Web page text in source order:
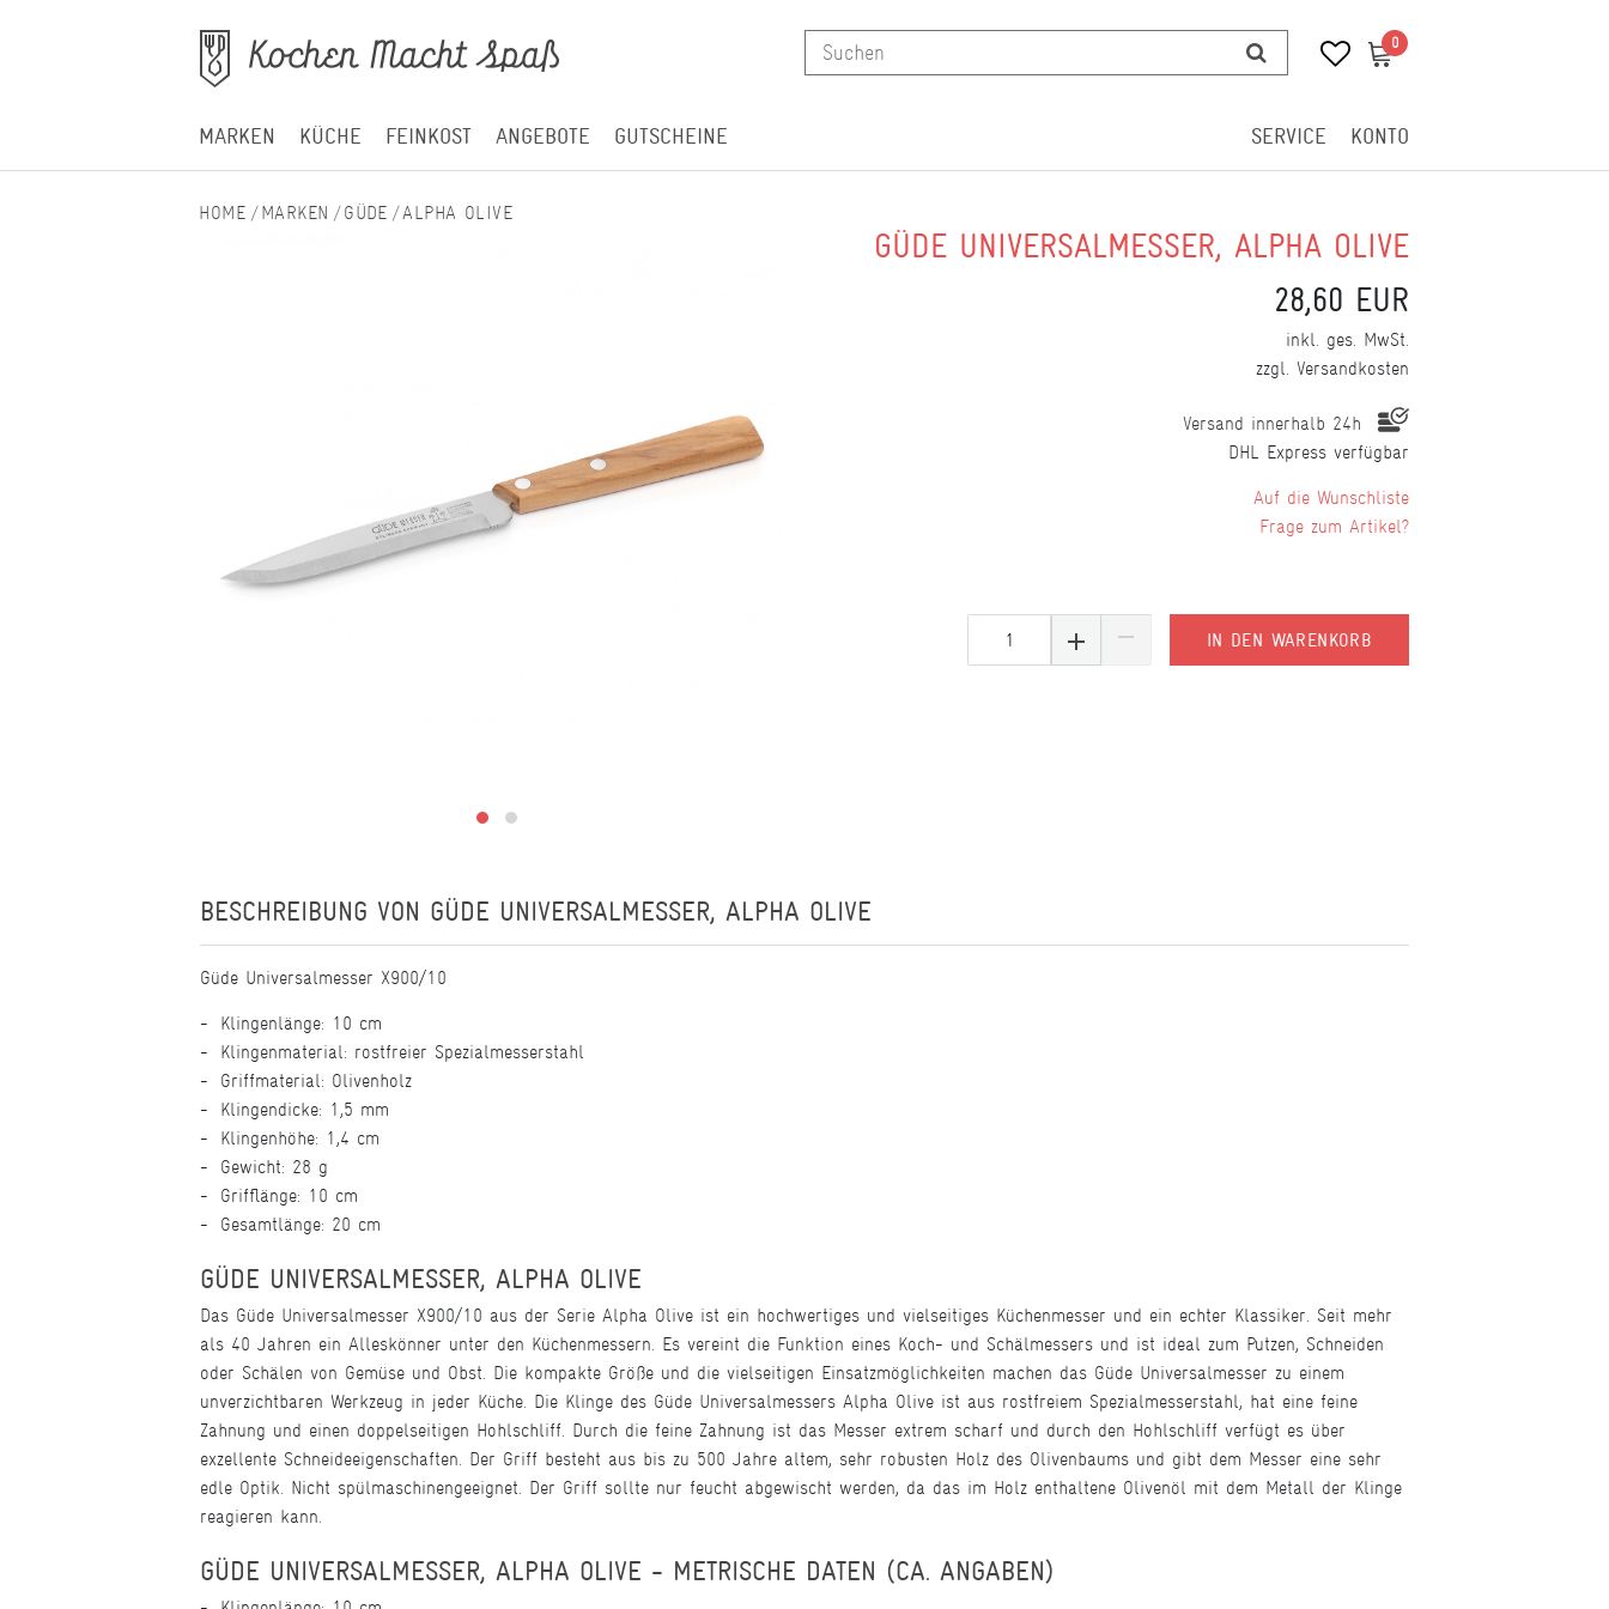
0 0
MARKEN KÜCHE FEINKOST ANGEBOTE GUTSCHEINE SERVICE KONTO
MARKEN GÜDE ALPHA OLIVE
GÜDE UNIVERSALMESSER, ALPHA OLIVE
28,60 EUR
inkl. ges. MwSt.
zzgl. Versandkosten
Versand innerhalb 24h
DHL Express verfügbar
IN DEN WARENKORB
Wunschliste
Frage zum Artikel?
BESCHREIBUNG VON GÜDE UNIVERSALMESSER, ALPHA OLIVE
Güde Universalmesser X900/10
Klingenlänge: 10 cm
Klingenmaterial: rostfreier Spezialmesserstahl
Griffmaterial: Olivenholz
Klingendicke: 1,5 mm
Klingenhöhe: 1,4 cm
Gewicht: 28 g
Grifflänge: 10 cm
Gesamtlänge: 20 cm
GÜDE UNIVERSALMESSER, ALPHA OLIVE
Das Güde Universalmesser X900/10 aus der Serie Alpha Olive ist ein hochwertiges und vielseitiges Küchenmesser und ein echter Klassiker. Seit mehr
als 40 Jahren ein Alleskönner unter den Küchenmessern. Es vereint die Funktion eines Koch- und Schälmessers und ist ideal zum Putzen, Schneiden
oder Schälen von Gemüse und Obst. Die kompakte Größe und die vielseitigen Einsatzmöglichkeiten machen das Güde Universalmesser zu einem
unverzichtbaren Werkzeug in jeder Küche. Die Klinge des Güde Universalmessers Alpha Olive ist aus rostfreiem Spezialmesserstahl, hat eine feine
Zahnung und einen doppelseitigen Hohlschliff. Durch die feine Zahnung ist das Messer extrem scharf und durch den Hohlschliff verfügt es über
exzellente Schneideeigenschaften. Der Griff besteht aus bis zu 500 Jahre altem, sehr robusten Holz des Olivenbaums und gibt dem Messer eine sehr
edle Optik. Nicht spülmaschinengeeignet. Der Griff sollte nur feucht abgewischt werden, da das im Holz enthaltene Olivenöl mit dem Metall der Klinge
reagieren kann.
GÜDE UNIVERSALMESSER, ALPHA OLIVE - METRISCHE DATEN (CA. ANGABEN)